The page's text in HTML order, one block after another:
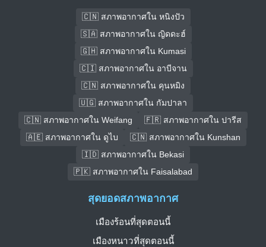
🇨🇳 สภาพอากาศใน หนิงปัว
🇸🇦 สภาพอากาศใน ญิดดะฮ์
🇬🇭 สภาพอากาศใน Kumasi
🇨🇮 สภาพอากาศใน อาบีจาน
🇨🇳 สภาพอากาศใน คุนหมิง
🇺🇬 สภาพอากาศใน กัมปาลา
🇨🇳 สภาพอากาศใน Weifang
🇫🇷 สภาพอากาศใน ปารีส
🇦🇪 สภาพอากาศใน ดูไบ
🇨🇳 สภาพอากาศใน Kunshan
🇮🇩 สภาพอากาศใน Bekasi
🇵🇰 สภาพอากาศใน Faisalabad
สุดยอดสภาพอากาศ
เมืองร้อนที่สุดตอนนี้
เมืองหนาวที่สุดตอนนี้